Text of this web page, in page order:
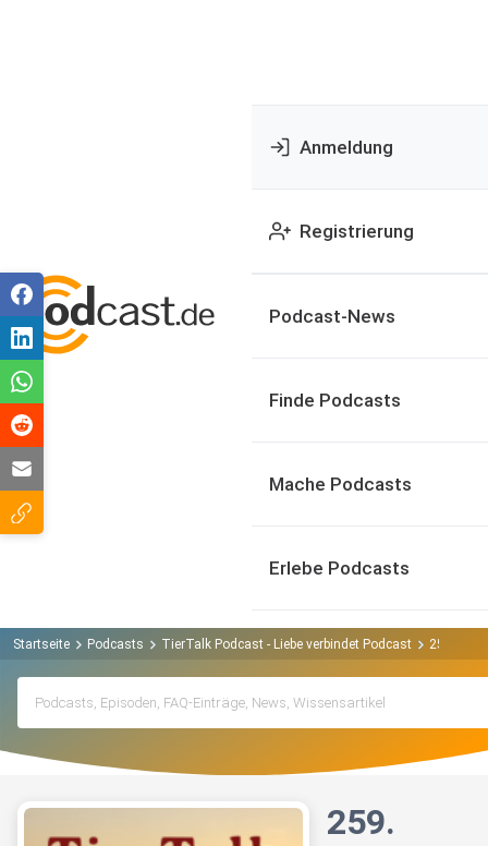
Anmeldung
Registrierung
Podcast-News
Finde Podcasts
Mache Podcasts
Erlebe Podcasts
Startseite Podcasts TierTalk Podcast - Liebe verbindet Podcast 259.
259.